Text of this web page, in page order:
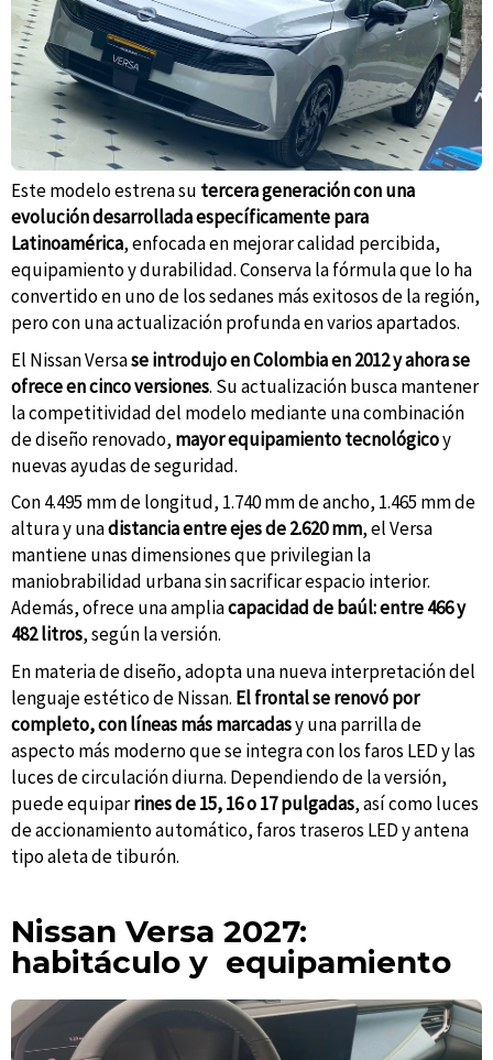
Este modelo estrena su tercera generación con una
evolución desarrollada específicamente para
Latinoamérica, enfocada en mejorar calidad percibida,
equipamiento y durabilidad. Conserva la fórmula que lo ha
convertido en uno de los sedanes más exitosos de la región,
pero con una actualización profunda en varios apartados.
El Nissan Versase introdujo en Colombia en 2012 y ahora se
ofrece en cinco versiones. Su actualización busca mantener
la competitividad del modelo mediante una combinación
de diseño renovado, mayor equipamiento tecnológicoy
nuevas ayudas de seguridad.
Con 4.495 mm de longitud, 1.740 mm de ancho, 1.465 mm de
altura y unadistancia entre ejes de 2.620 mm, el Versa
mantiene unas dimensiones que privilegian la
maniobrabilidad urbana sin sacrificar espacio interior.
Además, ofrece una ampliacapacidad de baúl: entre 466 y
482 litros, según la versión.
En materia de diseño, adopta una nueva interpretación del
lenguaje estético de Nissan. El frontal se renovó por
completo, con líneas más marcadasy una parrilla de
aspecto más moderno que se integra con los faros LED y las
luces de circulación diurna. Dependiendo de la versión,
puede equiparrines de 15, 16 o 17 pulgadas, así como luces
de accionamiento automático, faros traseros LED y antena
tipo aleta de tiburón.
Nissan Versa 2027:
habitáculo y equipamiento